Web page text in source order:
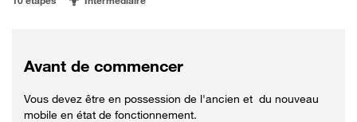
Avant de commencer
Vous devez être en possession de l'ancien et du nouveau
mobile en état de fonctionnement.